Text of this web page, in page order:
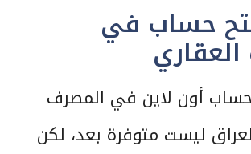
حساب في
أون لاين في المصرف
ليست متوفرة بعد، لكن